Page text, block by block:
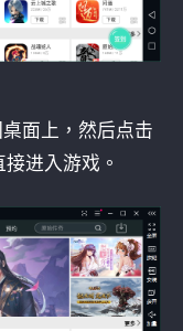
面上，然后点击
进入游戏。